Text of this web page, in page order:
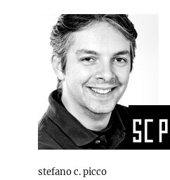
stefano c. picco